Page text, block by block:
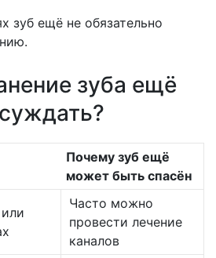
зуб ещё не обязательно
зуба ещё
Почему зуб ещё
может быть спасён
Часто можно
провести лечение
каналов